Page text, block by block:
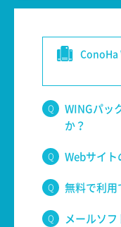
ConoHa
WINGパッ
か？
Webサイト
無料で利用
メールソ